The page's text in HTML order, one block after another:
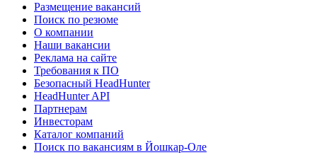
Размещение вакансий
Поиск по резюме
О компании
Наши вакансии
Реклама на сайте
Требования к ПО
Безопасный HeadHunter
HeadHunter API
Партнерам
Инвесторам
Каталог компаний
Поиск по вакансиям в Йошкар-Оле